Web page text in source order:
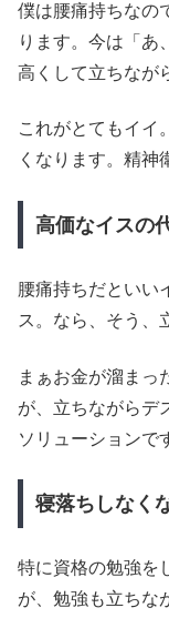
僕は腰痛持ちなの
ります。今は「あ
高くして立ちなが
これがとてもイイ
くなります。精神
高価なイスの
腰痛持ちだといい
ス。なら、そう、
まぁお金が溜まっ
が、立ちながらデ
ソリューションで
寝落ちしなく
特に資格の勉強を
が、勉強も立ちな